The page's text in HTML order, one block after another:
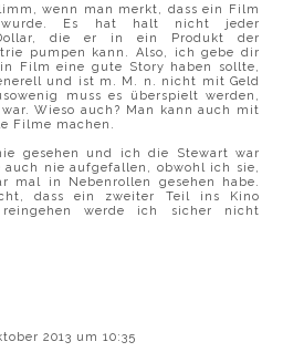
wenn man merkt, dass ein Film
Es hat halt nicht jeder
Dollar, die er in ein Produkt der
pumpen kann. Also, ich gebe dir
Film eine gute Story haben sollte,
und ist m. M. n. nicht mit Geld
muss es überspielt werden,
Wieso auch? Man kann auch mit
Filme machen.
gesehen und ich die Stewart war
auch nie aufgefallen, obwohl ich sie,
mal in Nebenrollen gesehen habe.
dass ein zweiter Teil ins Kino
werde ich sicher nicht
2013 um 10:35